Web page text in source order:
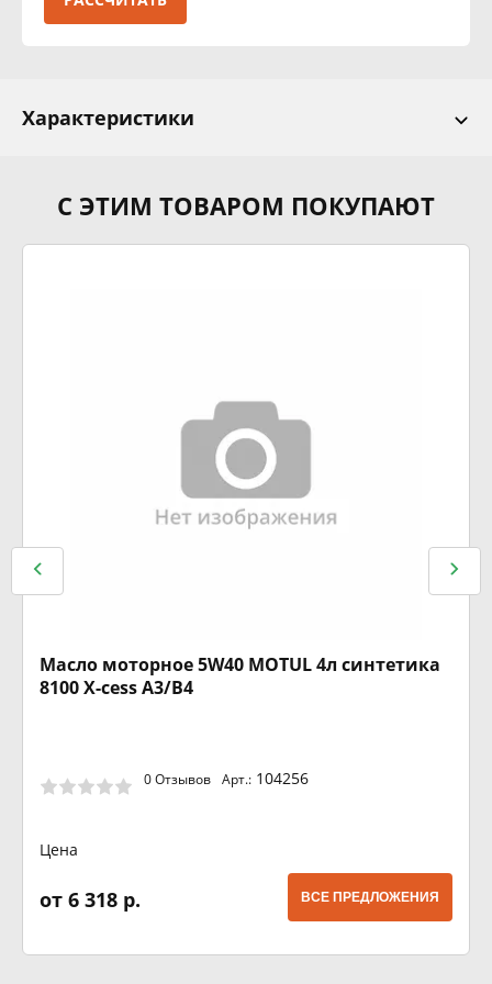
Характеристики
С ЭТИМ ТОВАРОМ ПОКУПАЮТ
Масло моторное 5W40 MOTUL 4л синтетика
8100 X-cess A3/B4
0 Отзывов Арт.: 104256
Цена
от 6 318 р. ВСЕ ПРЕДЛОЖЕНИЯ